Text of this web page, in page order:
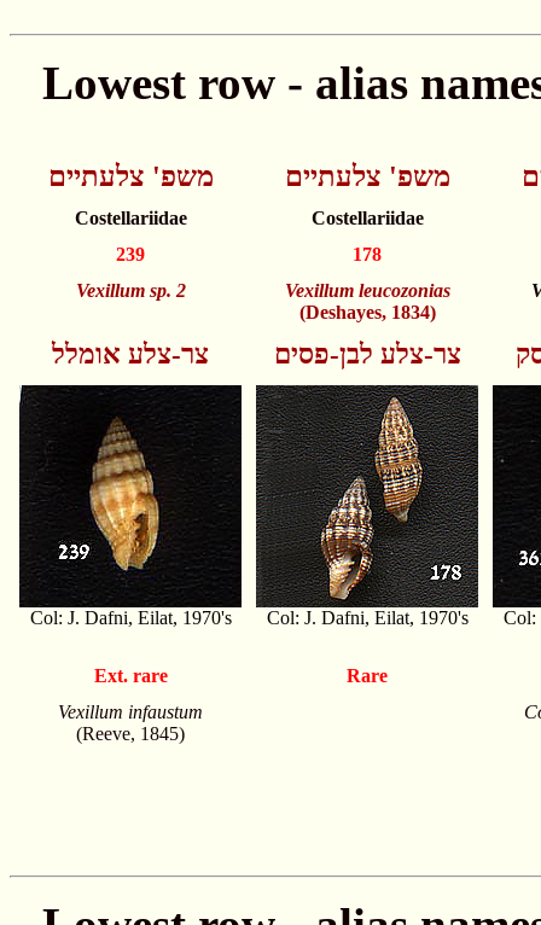
משפ' צלעתיים משפ' צלעתיים
Costellariidae
Costellariidae
239
178
Vexillum sp. 2
Vexillum leucozonias
(Deshayes, 1834)
צר-צלע אומלל צר-צלע לבן-פסים
Col: J. Dafni, Eilat, 1970's Col: J. Dafni, Eilat, 1970's Col:
Ext. rare
Rare
Vexillum infaustum
(Reeve, 1845)